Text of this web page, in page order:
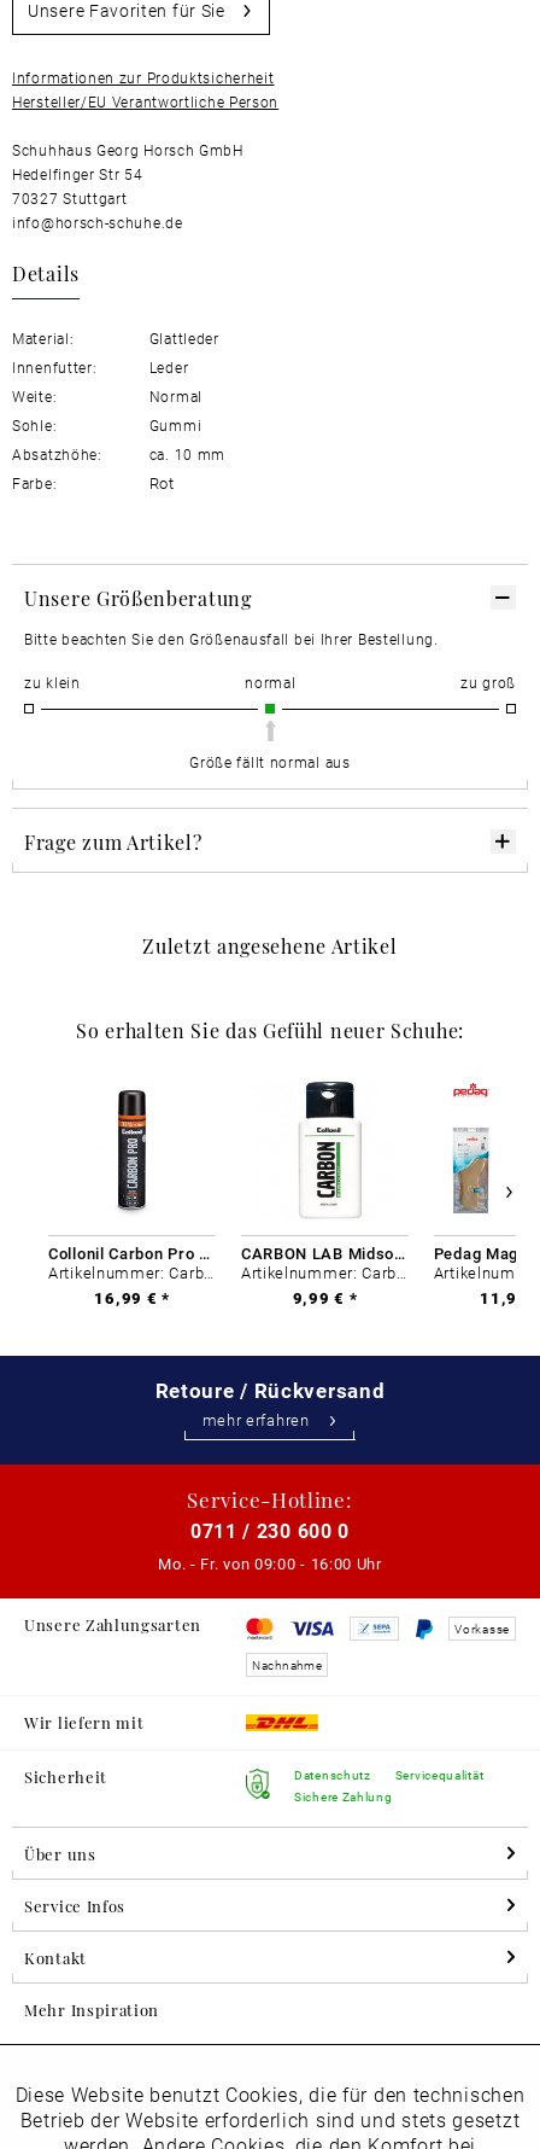
Unsere Favoriten für Sie
Informationen zur Produktsicherheit
Hersteller/EU Verantwortliche Person
Schuhhaus Georg Horsch GmbH
Hedelfinger Str 54
70327 Stuttgart
info@horsch-schuhe.de
Details
Material:
Glattleder
Innenfutter:
Leder
Weite:
Normal
Sohle:
Gummi
Absatzhöhe:
ca. 10 mm
Farbe:
Rot
Unsere Größenberatung
Bitte beachten Sie den Größenausfall bei Ihrer Bestellung.
zu klein normal zu groß
Größe fällt normal aus
Frage zum Artikel?
Zuletzt angesehene Artikel
So erhalten Sie das Gefühl neuer Schuhe:
Collonil Carbon Pro 400 ml
Artikelnummer: Carbon-0
16,99 € *
CARBON LAB Midsole Cleaner
Artikelnummer: Carbon-0
9,99 € *
11,99
Retoure / Rückversand
mehr erfahren
Service-Hotline:
0711 / 230 600 0
Mo. - Fr. von 09:00 - 16:00 Uhr
Unsere Zahlungsarten Vorkasse
Nachnahme
Wir liefern mit
Sicherheit
Datenschutz
Sichere Zahlung
Servicequalität
Über uns
Service Infos
Kontakt
Mehr Inspiration
Folgen Sie uns auf Instagram
horsch_schuhe
Funktionale Aktiv
Diese Website benutzt Cookies, die für den technischen
Betrieb der Website erforderlich sind und stets gesetzt